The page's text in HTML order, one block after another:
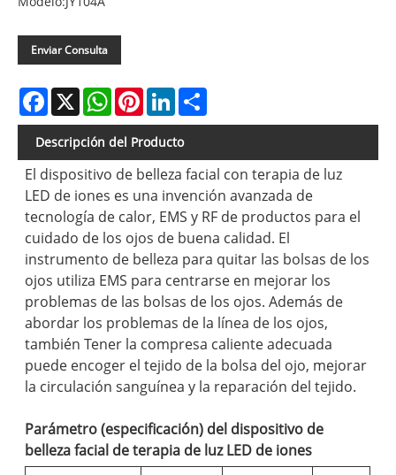
Enviar Consulta
Facebook
X WhatsAppPinterestLinkedIn
Descripción del Producto
El dispositivo de belleza facial con terapia de luz
LED de iones es una invención avanzada de
tecnología de calor, EMS y RF de productos para el
cuidado de los ojos de buena calidad. El
instrumento de belleza para quitar las bolsas de los
ojos utiliza EMS para centrarse en mejorar los
problemas de las bolsas de los ojos. Además de
abordar los problemas de la línea de los ojos,
también Tener la compresa caliente adecuada
puede encoger el tejido de la bolsa del ojo, mejorar
la circulación sanguínea y la reparación del tejido.
Parámetro (especificación) del dispositivo de
belleza facial de terapia de luz LED de iones